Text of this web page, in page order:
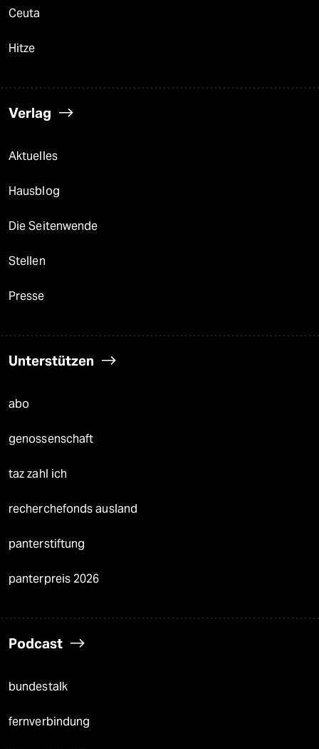
Ceuta
Hitze
Verlag
Aktuelles
Hausblog
Die Seitenwende
Stellen
Presse
Unterstützen
abo
genossenschaft
taz zahl ich
recherchefonds ausland
panterstiftung
panterpreis 2026
Podcast
bundestalk
fernverbindung